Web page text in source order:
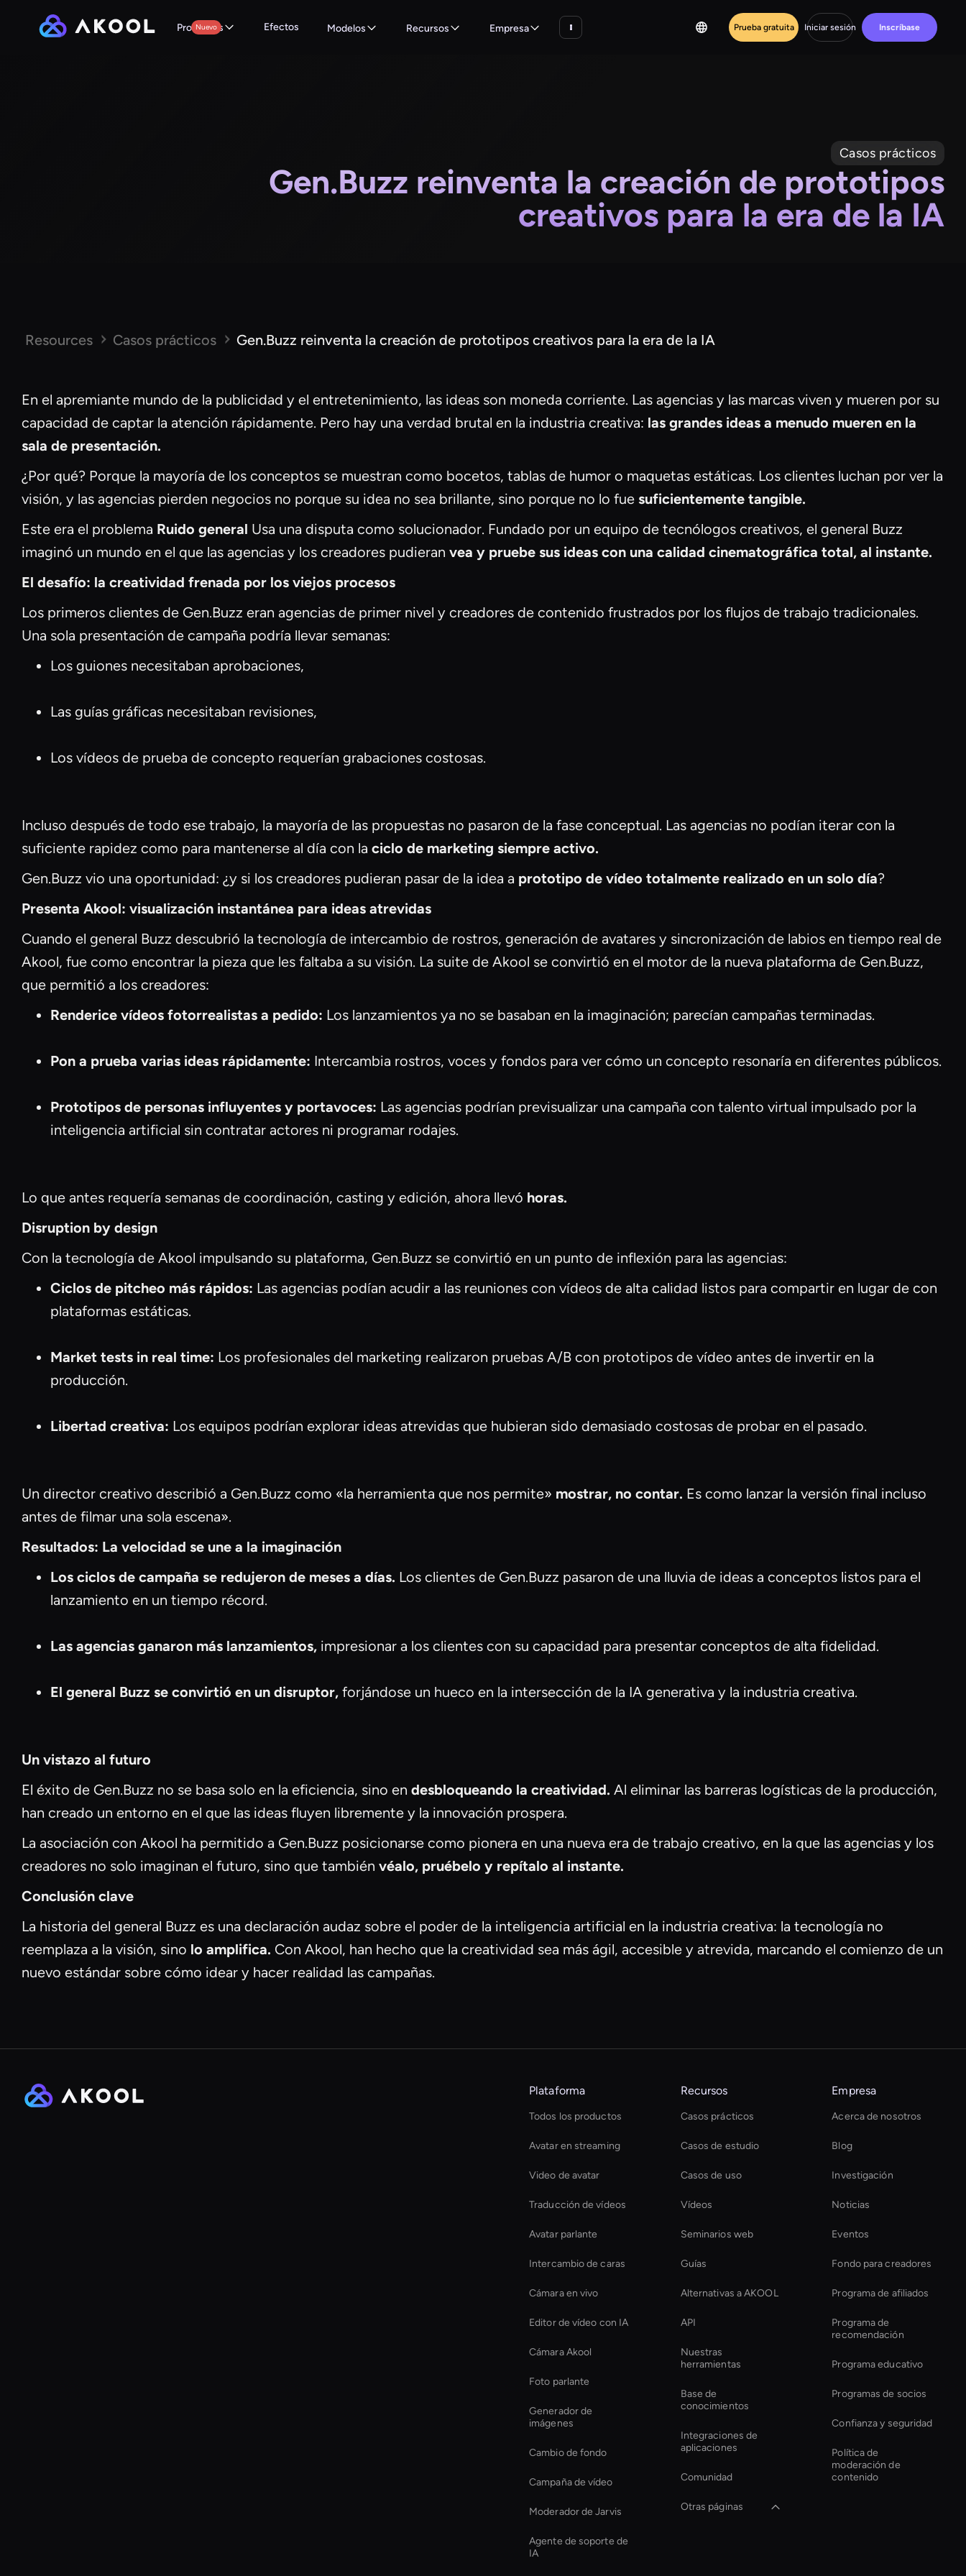
Productos
Nuevo Efectos Modelos Recursos Empresa Prueba gratuita Iniciar sesión Inscríbase
Casos prácticos
Gen.Buzz reinventa la creación de prototipos
creativos para la era de la IA
Resources Casos prácticos Gen.Buzz reinventa la creación de prototipos creativos para la era de la IA
En el apremiante mundo de la publicidad y el entretenimiento, las ideas son moneda corriente. Las agencias y las marcas viven y mueren por su
capacidad de captar la atención rápidamente. Pero hay una verdad brutal en la industria creativa: las grandes ideas a menudo mueren en la
sala de presentación.
¿Por qué? Porque la mayoría de los conceptos se muestran como bocetos, tablas de humor o maquetas estáticas. Los clientes luchan por ver la
visión, y las agencias pierden negocios no porque su idea no sea brillante, sino porque no lo fue suficientemente tangible.
Este era el problema Ruido general Usa una disputa como solucionador. Fundado por un equipo de tecnólogos creativos, el general Buzz
imaginó un mundo en el que las agencias y los creadores pudieran vea y pruebe sus ideas con una calidad cinematográfica total, al instante.
El desafío: la creatividad frenada por los viejos procesos
Los primeros clientes de Gen.Buzz eran agencias de primer nivel y creadores de contenido frustrados por los flujos de trabajo tradicionales.
Una sola presentación de campaña podría llevar semanas:
Los guiones necesitaban aprobaciones,
Las guías gráficas necesitaban revisiones,
Los vídeos de prueba de concepto requerían grabaciones costosas.
Incluso después de todo ese trabajo, la mayoría de las propuestas no pasaron de la fase conceptual. Las agencias no podían iterar con la
suficiente rapidez como para mantenerse al día con la ciclo de marketing siempre activo.
Gen.Buzz vio una oportunidad: ¿y si los creadores pudieran pasar de la idea a prototipo de vídeo totalmente realizado en un solo día?
Presenta Akool: visualización instantánea para ideas atrevidas
Cuando el general Buzz descubrió la tecnología de intercambio de rostros, generación de avatares y sincronización de labios en tiempo real de
Akool, fue como encontrar la pieza que les faltaba a su visión. La suite de Akool se convirtió en el motor de la nueva plataforma de Gen.Buzz,
que permitió a los creadores:
Renderice vídeos fotorrealistas a pedido: Los lanzamientos ya no se basaban en la imaginación; parecían campañas terminadas.
Pon a prueba varias ideas rápidamente: Intercambia rostros, voces y fondos para ver cómo un concepto resonaría en diferentes públicos.
Prototipos de personas influyentes y portavoces: Las agencias podrían previsualizar una campaña con talento virtual impulsado por la
inteligencia artificial sin contratar actores ni programar rodajes.
Lo que antes requería semanas de coordinación, casting y edición, ahora llevó horas.
Disruption by design
Con la tecnología de Akool impulsando su plataforma, Gen.Buzz se convirtió en un punto de inflexión para las agencias:
Ciclos de pitcheo más rápidos: Las agencias podían acudir a las reuniones con vídeos de alta calidad listos para compartir en lugar de con
plataformas estáticas.
Market tests in real time: Los profesionales del marketing realizaron pruebas A/B con prototipos de vídeo antes de invertir en la
producción.
Libertad creativa: Los equipos podrían explorar ideas atrevidas que hubieran sido demasiado costosas de probar en el pasado.
Un director creativo describió a Gen.Buzz como «la herramienta que nos permite» mostrar, no contar. Es como lanzar la versión final incluso
antes de filmar una sola escena».
Resultados: La velocidad se une a la imaginación
Los ciclos de campaña se redujeron de meses a días. Los clientes de Gen.Buzz pasaron de una lluvia de ideas a conceptos listos para el
lanzamiento en un tiempo récord.
Las agencias ganaron más lanzamientos, impresionar a los clientes con su capacidad para presentar conceptos de alta fidelidad.
El general Buzz se convirtió en un disruptor, forjándose un hueco en la intersección de la IA generativa y la industria creativa.
Un vistazo al futuro
El éxito de Gen.Buzz no se basa solo en la eficiencia, sino en desbloqueando la creatividad. Al eliminar las barreras logísticas de la producción,
han creado un entorno en el que las ideas fluyen libremente y la innovación prospera.
La asociación con Akool ha permitido a Gen.Buzz posicionarse como pionera en una nueva era de trabajo creativo, en la que las agencias y los
creadores no solo imaginan el futuro, sino que también véalo, pruébelo y repítalo al instante.
Conclusión clave
La historia del general Buzz es una declaración audaz sobre el poder de la inteligencia artificial en la industria creativa: la tecnología no
reemplaza a la visión, sino lo amplifica. Con Akool, han hecho que la creatividad sea más ágil, accesible y atrevida, marcando el comienzo de un
nuevo estándar sobre cómo idear y hacer realidad las campañas.
Plataforma
Todos los productos
Avatar en streaming
Video de avatar
Traducción de vídeos
Avatar parlante
Intercambio de caras
Cámara en vivo
Editor de vídeo con IA
Cámara Akool
Foto parlante
Generador de
imágenes
Cambio de fondo
Campaña de vídeo
Moderador de Jarvis
Agente de soporte de
IA
Recursos
Casos prácticos
Casos de estudio
Casos de uso
Vídeos
Seminarios web
Guías
Alternativas a AKOOL
API
Nuestras
herramientas
Base de
conocimientos
Integraciones de
aplicaciones
Comunidad
Otras páginas
Empresa
Acerca de nosotros
Blog
Investigación
Noticias
Eventos
Fondo para creadores
Programa de afiliados
Programa de
recomendación
Programa educativo
Programas de socios
Confianza y seguridad
Política de
moderación de
contenido